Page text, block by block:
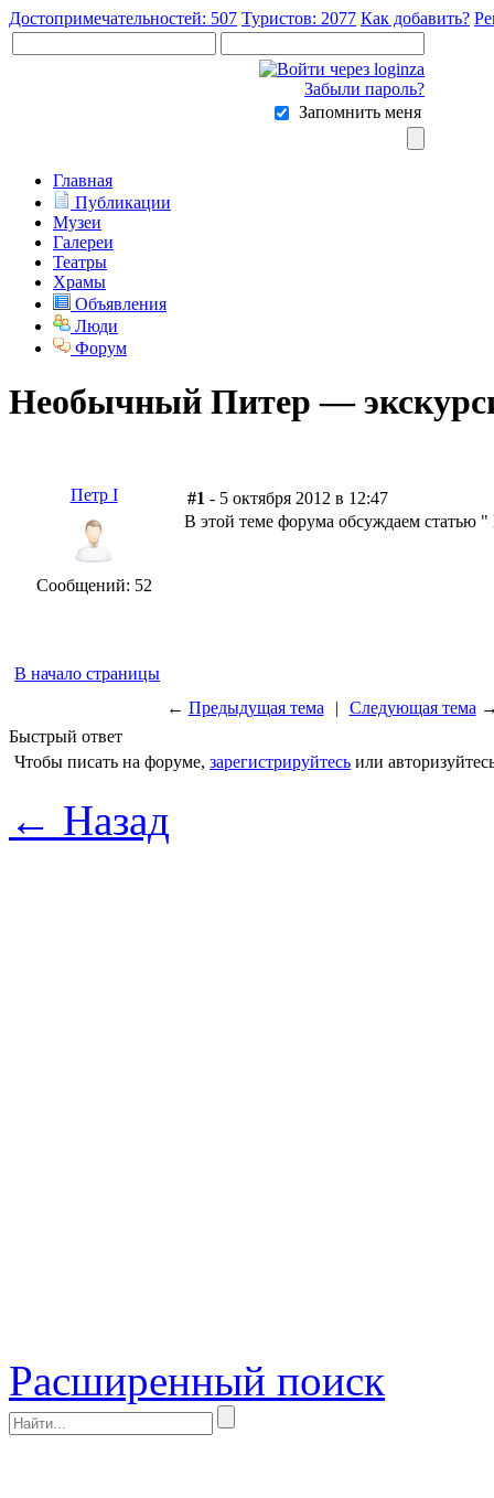
Достопримечательностей: 507 Туристов: 2077 Как добавить?
Забыли пароль?
Запомнить меня
Главная
Публикации
Музеи
Галереи
Театры
Храмы
Объявления
Люди
Форум
Необычный Питер —
Петр I
Сообщений: 52
#1 - 5 октября 2012 в 12:47
В этой теме форума обсуждаем
В начало страницы
← Предыдущая тема | Следующая тема
Быстрый ответ
Чтобы писать на форуме, зарегистрируйтесь или
← Назад
Расширенный поиск